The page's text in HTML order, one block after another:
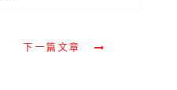
下一篇文章